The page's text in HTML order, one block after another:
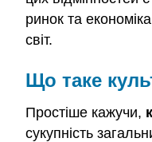
ринок та
світ.
Що таке
Простіше кажучи,
сукупність